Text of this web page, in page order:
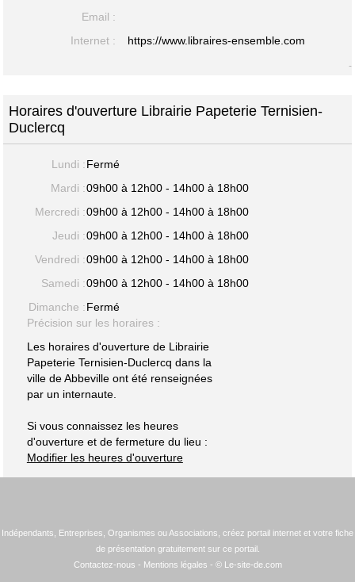
Email :
Internet :
https://www.libraires-ensemble.com
-
Horaires d'ouverture Librairie Papeterie Ternisien-
Duclercq
Lundi :Fermé
Mardi :09h00 à 12h00 - 14h00 à 18h00
Mercredi :09h00 à 12h00 - 14h00 à 18h00
Jeudi :09h00 à 12h00 - 14h00 à 18h00
Vendredi :09h00 à 12h00 - 14h00 à 18h00
Samedi :09h00 à 12h00 - 14h00 à 18h00
Dimanche :Fermé
Précision sur les horaires :
Les horaires d'ouverture de Librairie
Papeterie Ternisien-Duclercq dans la
ville de Abbeville ont été renseignées
par un internaute.
Si vous connaissez les heures
d'ouverture et de fermeture du lieu :
Modifier les heures d'ouverture
Indépendants, Entreprises, Organismes ou Associations, créez portail internet et votre fiche
de présentation gratuitement sur ce portail.
Contactez-nous - Mentions légales - © Le-site-de.com